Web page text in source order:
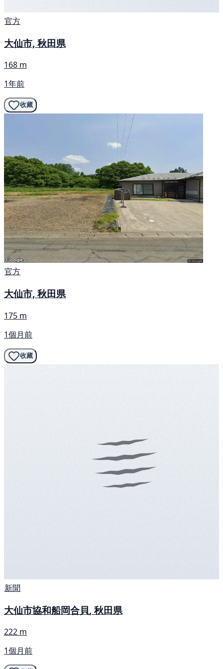
官方
大仙市, 秋田県
168 m
1年前
收藏
官方
大仙市, 秋田県
175 m
1個月前
收藏
新聞
大仙市協和船岡合貝, 秋田県
222 m
1個月前